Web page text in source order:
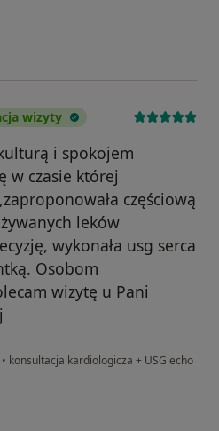
wizyty
i spokojem
w czasie której
częściową
leków
wykonała usg serca
Osobom
wizytę u Pani
• konsultacja kardiologicza + USG echo